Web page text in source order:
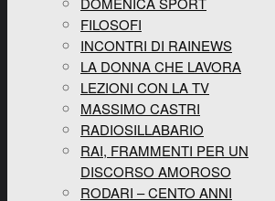
FILOSOFI
INCONTRI DI RAINEWS
LA DONNA CHE LAVORA
LEZIONI CON LA TV
MASSIMO CASTRI
RADIOSILLABARIO
RAI, FRAMMENTI PER UN
DISCORSO AMOROSO
RODARI – CENTO ANNI